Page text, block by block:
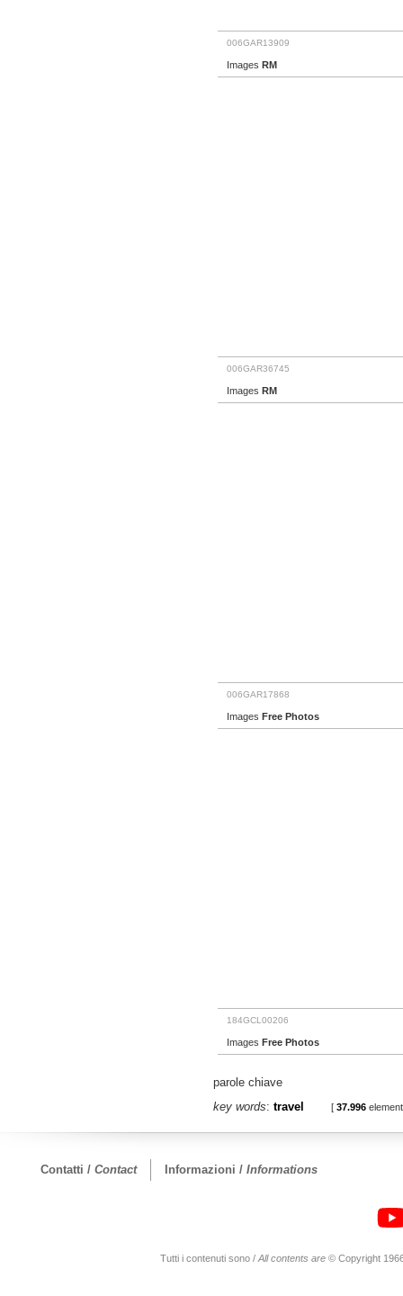
006GAR13909
Images RM
006GAR36745
Images RM
006GAR17868
Images Free Photos
184GCL00206
Images Free Photos
parole chiave
key words: travel [ 37.996
Contatti / Contact Informazioni / Informations
Tutti i contenuti sono / All contents are © Copyright